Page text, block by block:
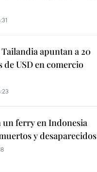
apuntan a 20
USD en comercio
un ferry en Indonesia
y desaparecidos